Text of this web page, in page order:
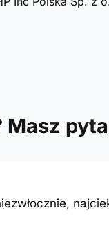
Masz